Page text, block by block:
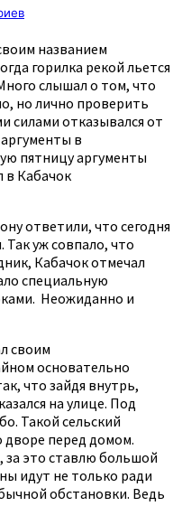
названием
горилка рекой льется
слышал о том, что
но лично проверить
силами отказывался от
в
пятницу аргументы
в Кабачок
ответили, что сегодня
уж совпало, что
Кабачок отмечал
специальную
Неожиданно и
своим
основательно
что зайдя внутрь,
на улице. Под
Такой сельский
дворе перед домом.
за это ставлю большой
идут не только ради
обстановки. Ведь